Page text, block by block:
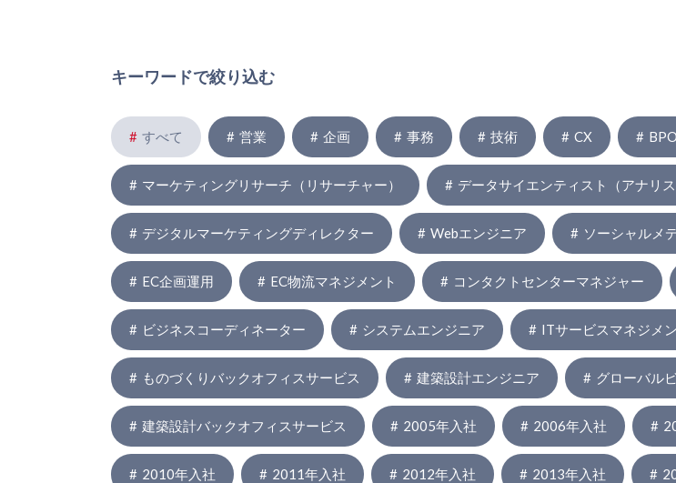
キーワードで絞り込む
すべて 営業 企画 事務 技術 CX BPO
マーケティングリサーチ（リサーチャー） データサイエンティスト（アナリス
デジタルマーケティングディレクター Webエンジニア ソーシャルメ
EC企画運用 EC物流マネジメント コンタクトセンターマネジャー
ビジネスコーディネーター システムエンジニア ITサービスマネジメ
ものづくりバックオフィスサービス 建築設計エンジニア グローバル
建築設計バックオフィスサービス 2005年入社 2006年入社
2010年入社 2011年入社 2012年入社 2013年入社